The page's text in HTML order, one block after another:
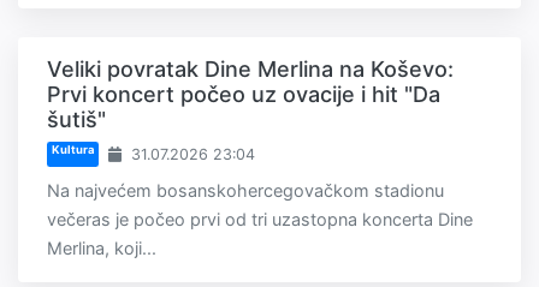
Veliki povratak Dine Merlina na Koševo:
Prvi koncert počeo uz ovacije i hit "Da
šutiš"
Kultura 31.07.2026 23:04
Na najvećem bosanskohercegovačkom stadionu
večeras je počeo prvi od tri uzastopna koncerta Dine
Merlina, koji...